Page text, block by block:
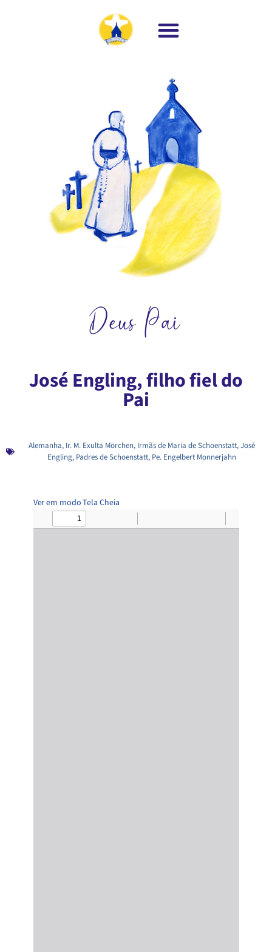
Deus Pai
José Engling, filho fiel do
Pai
Alemanha, Ir. M. Exulta Mörchen, Irmãs de Maria de Schoenstatt,José
Engling, Padres de Schoenstatt, Pe. Engelbert Monnerjahn
Ver em modo Tela Cheia